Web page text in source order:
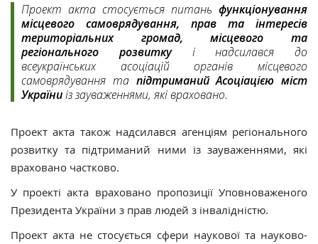
Проект акта стосується питань функціонування
місцевого самоврядування, прав та інтересів
територіальних громад, місцевого та
регіонального розвиткуі надсилався до
всеукраїнських асоціацій органів місцевого
самоврядування та підтриманий Асоціацією міст
Україниіз зауваженнями, які враховано.
Проект акта також надсилався агенціям регіонального
розвитку та підтриманий ними із зауваженнями, які
враховано частково.
У проекті акта враховано пропозиції Уповноваженого
Президента України з прав людей з інвалідністю.
Проект акта не стосується сфери наукової та науково-